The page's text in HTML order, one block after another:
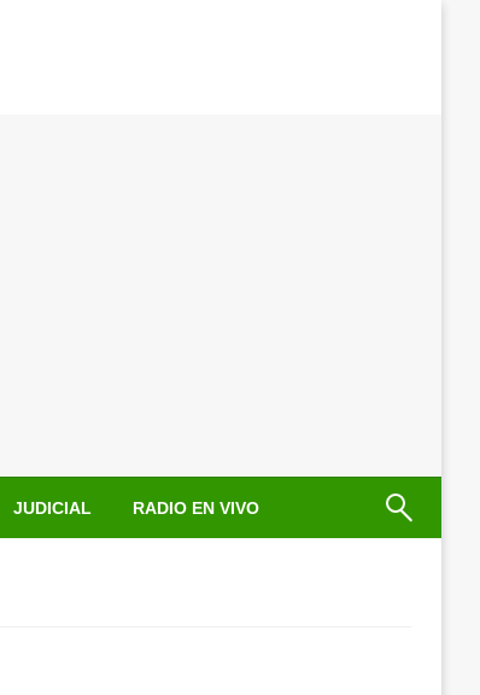
JUDICIAL RADIO EN VIVO